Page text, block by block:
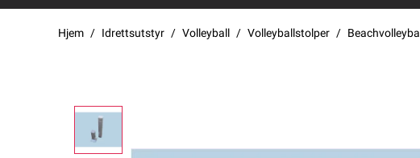
Hjem Idrettsutstyr Volleyball Volleyballstolper